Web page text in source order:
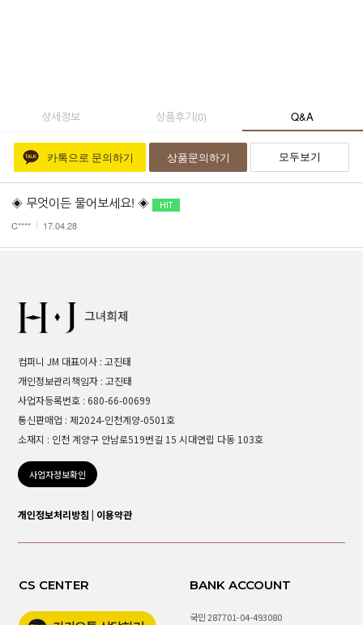
상세정보 상품후기(0) Q&A
카톡으로 문의하기 상품문의하기 모두보기
◈ 무엇이든 물어보세요! ◈
C**** 17.04.28
컴퍼니 JM 대표이사 : 고진태
개인정보관리책임자 : 고진태
사업자등록번호 : 680-66-00699
통신판매업 : 제2024-인천계양-0501호
소재지 : 인천 계양구 안남로519번길 15 시대연립 다동 103호
사업자정보확인
개인정보처리방침 | 이용약관
CS CENTER BANK ACCOUNT
국민 287701-04-493080